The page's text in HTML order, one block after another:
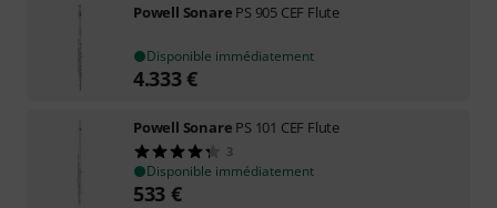
Powell Sonare PS 905 CEF Flute
Disponible immédiatement
4.333€
Powell Sonare PS 101 CEF Flute
3
Disponible immédiatement
533 €